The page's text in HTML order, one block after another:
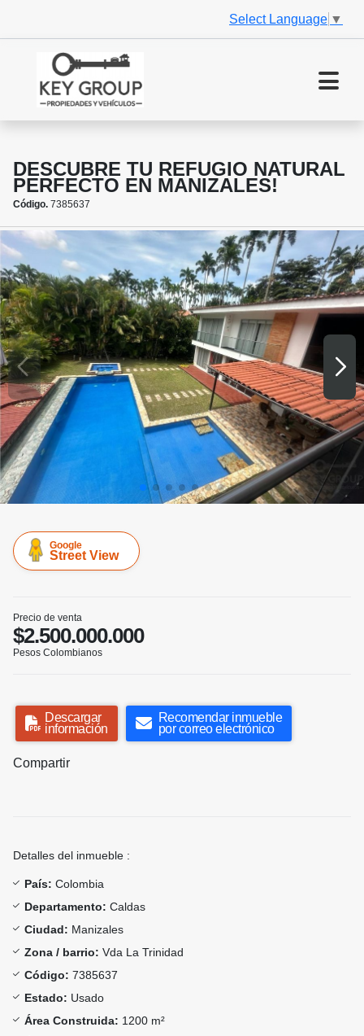
Select Language ▼
DESCUBRE TU REFUGIO NATURAL
PERFECTO EN MANIZALES!
Código. 7385637
Google
Street View
Precio de venta
$2.500.000.000
Pesos Colombianos
Descargar
información
Recomendar inmueble
por correo electrónico
Compartir
Detalles del inmueble :
País: Colombia
Departamento: Caldas
Ciudad: Manizales
Zona / barrio: Vda La Trinidad
Código: 7385637
Estado: Usado
Área Construida: 1200 m²